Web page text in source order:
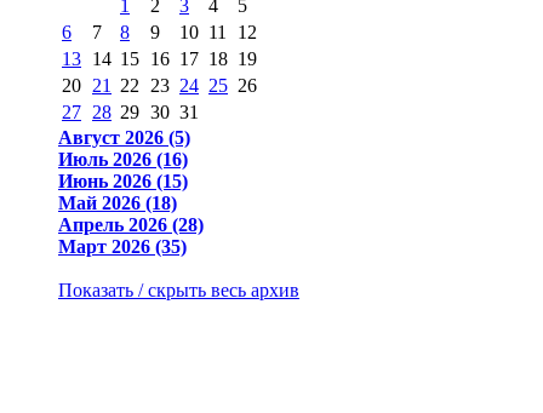
1 2 3 4
5
6
7 8 9 10 11
12
13 14 15 16 17 18 19
20 21 22 23 24 25 26
27 28 29 30 31
Август 2026 (5)
Июль 2026 (16)
Июнь 2026 (15)
Май 2026 (18)
Апрель 2026 (28)
Март 2026 (35)
Показать / скрыть весь архив